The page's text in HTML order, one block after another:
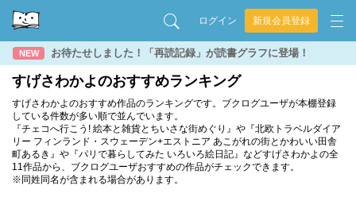
ログイン 新規会員登録
NEW お待たせしました！「再読記録」が読書グラフに登場！
すげさわかよのおすすめランキング
すげさわかよのおすすめ作品のランキングです。ブクログユーザが本棚登録
している件数が多い順で並んでいます。
『チェコへ行こう! 絵本と雑貨とちいさな街めぐり』や『北欧トラベルダイア
リー フィンランド・スウェーデン+エストニア あこがれの街とかわいい田舎
町あるき』や『パリで暮らしてみた いろいろ絵日記』などすげさわかよの全
11作品から、ブクログユーザおすすめの作品がチェックできます。
※同姓同名が含まれる場合があります。